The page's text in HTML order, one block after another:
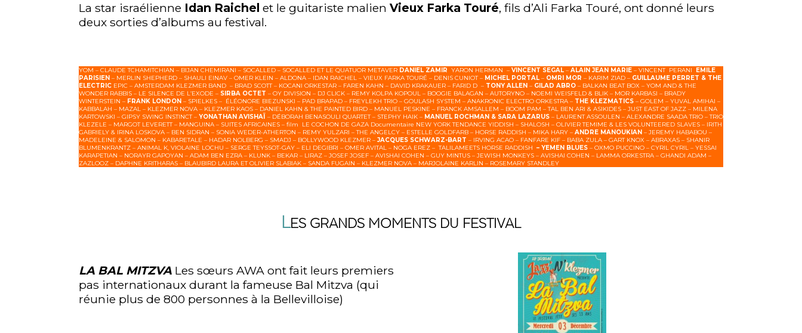
La star israélienne Idan Raichel et le guitariste malien Vieux Farka Touré, fils d’Ali Farka Touré, ont donné leurs
deux sorties d’albums au festival.
YOM – CLAUDE TCHAMITCHIAN – BIJAN CHEMIRANI – SOCALLED – SOCALLED ET LE QUATUOR METAVER DANIEL ZAMIR YARON HERMAN – VINCENT SEGAL – ALAIN JEAN MARIE – VINCENT PERANI EMILE
PARISIEN – MERLIN SHEPHERD – SHAULI EINAV – OMER KLEIN – ALDONA – IDAN RAICHEL – VIEUX FARKA TOURÉ – DENIS CUNIOT – MICHEL PORTAL – OMRI MOR – KARIM ZIAD – GUILLAUME PERRET & THE
ELECTRIC EPIC – AMSTERDAM KLEZMER BAND – BRAD SCOTT – KOCANI ORKESTAR – FAREN KAHN – DAVID KRAKAUER – FARID D – TONY ALLEN – GILAD ABRO – BALKAN BEAT BOX – YOM AND & THE
WONDER RABBIS – LE SILENCE DE L’EXODE – SIRBA OCTET – OY DIVISION – DJ CLICK – REMY KOLPA KOPOUL – BOOGIE BALAGAN – AUTORYNO – NOEMI WEISFELD & BLIK – MOR KARBASI – BRADY
WINTERSTEIN – FRANK LONDON – SPIELKES – ÉLÉONORE BIEZUNSKI – PAD BRAPAD – FREYLEKH TRIO – GOULASH SYSTEM – ANAKRONIC ELECTRO ORKESTRA – THE KLEZMATICS – GOLEM – YUVAL AMIHAI –
KABBALAH – MAZAL – KLEZMER NOVA – KLEZMER KAOS – DANIEL KAHN & THE PAINTED BIRD – MANUEL PESKINE – FRANCK AMSALLEM – BOOM PAM – TAL BEN ARI & ASIKIDES – JUST EAST OF JAZZ – MILENA
KARTOWSKI – GIPSY SWING INSTINCT – YONATHAN AVISHAÏ – DÉBORAH BENASOULI QUARTET – STEPHY HAIK – MANUEL ROCHMAN & SARA LAZARUS – LAURENT ASSOULEN – ALEXANDRE SAADA TRIO – TRIO
KLEZELE – MARGOT LEVERETT – MANGUINA – SUITES AFRICAINES – film LE COCHON DE GAZA Documentaire NEW YORK TENDANCE YIDDISH – SHALOSH – OLIVIER TEMIME & LES VOLUNTEERED SLAVES – IRITH
GABRIELY & IRINA LOSKOVA – BEN SIDRAN – SONIA WEDER-ATHERTON – REMY YULZARI – THE ANGELCY – ESTELLE GOLDFARB – HORSE RADDISH – MIKA HARY – ANDRE MANOUKIAN – JEREMY HABABOU –
MADELEINE & SALOMON – KABARETALE – HADAR NOLBERG – SMADJ – BOLLYWOOD KLEZMER – JACQUES SCHWARZ-BART – IRVING ACAO – FANFARE KIF – BABA ZULA – GART KNOX – ABRAXAS – SHANIR
BLUMENKRANTZ – ANIMAL K, VIOLAINE LOCHU – SERGE TEYSSOT-GAY – ELI DEGIBRI – OMER AVITAL – NOGA EREZ – TALILAMEETS HORSE RADDISH – YEMEN BLUES – OXMO PUCCINO – CYRIL CYRIL – YESSAI
KARAPETIAN – NORAYR GAPOYAN – ADAM BEN EZRA – KLUNK – BEKAR – LIRAZ – JOSEF JOSEF – AVISHAI COHEN – GUY MINTUS – JEWISH MONKEYS – AVISHAI COHEN – LAMMA ORKESTRA – GHANDI ADAM –
ZAZLOOZ – DAPHNE KRITHARAS – BLAUBIRD LAURA ET OLIVIER SLABIAK – SANDA FUGAIN – KLEZMER NOVA – MARJOLAINE KARLIN – ROSEMARY STANDLEY
LES GRANDS MOMENTS DU FESTIVAL
LA BAL MITZVA Les sœurs AWA ont fait leurs premiers
pas internationaux durant la fameuse Bal Mitzva (qui
réunie plus de 800 personnes à la Bellevilloise)